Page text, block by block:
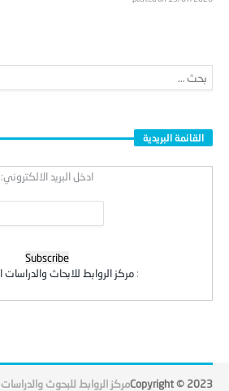
مركز الروابط للابحاث والدراسات
Copyright © 2023مركز الروابط للبحوث والدراسات